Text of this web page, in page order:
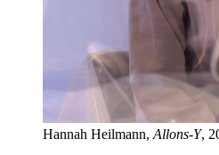
Hannah Heilmann, Allons-Y,